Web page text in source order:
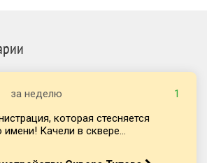
за неделю
1
которая стесняется
имени! Качели в сквере...